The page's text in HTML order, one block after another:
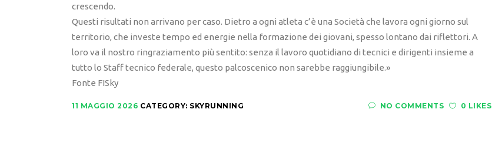
crescendo.
Questi risultati non arrivano per caso. Dietro a ogni atleta c’è una Società che lavora ogni giorno sul
territorio, che investe tempo ed energie nella formazione dei giovani, spesso lontano dai riflettori. A
loro va il nostro ringraziamento più sentito: senza il lavoro quotidiano di tecnici e dirigenti insieme a
tutto lo Staff tecnico federale, questo palcoscenico non sarebbe raggiungibile.»
Fonte FISky
11 MAGGIO 2026 CATEGORY: SKYRUNNING NO COMMENTS 0 LIKES